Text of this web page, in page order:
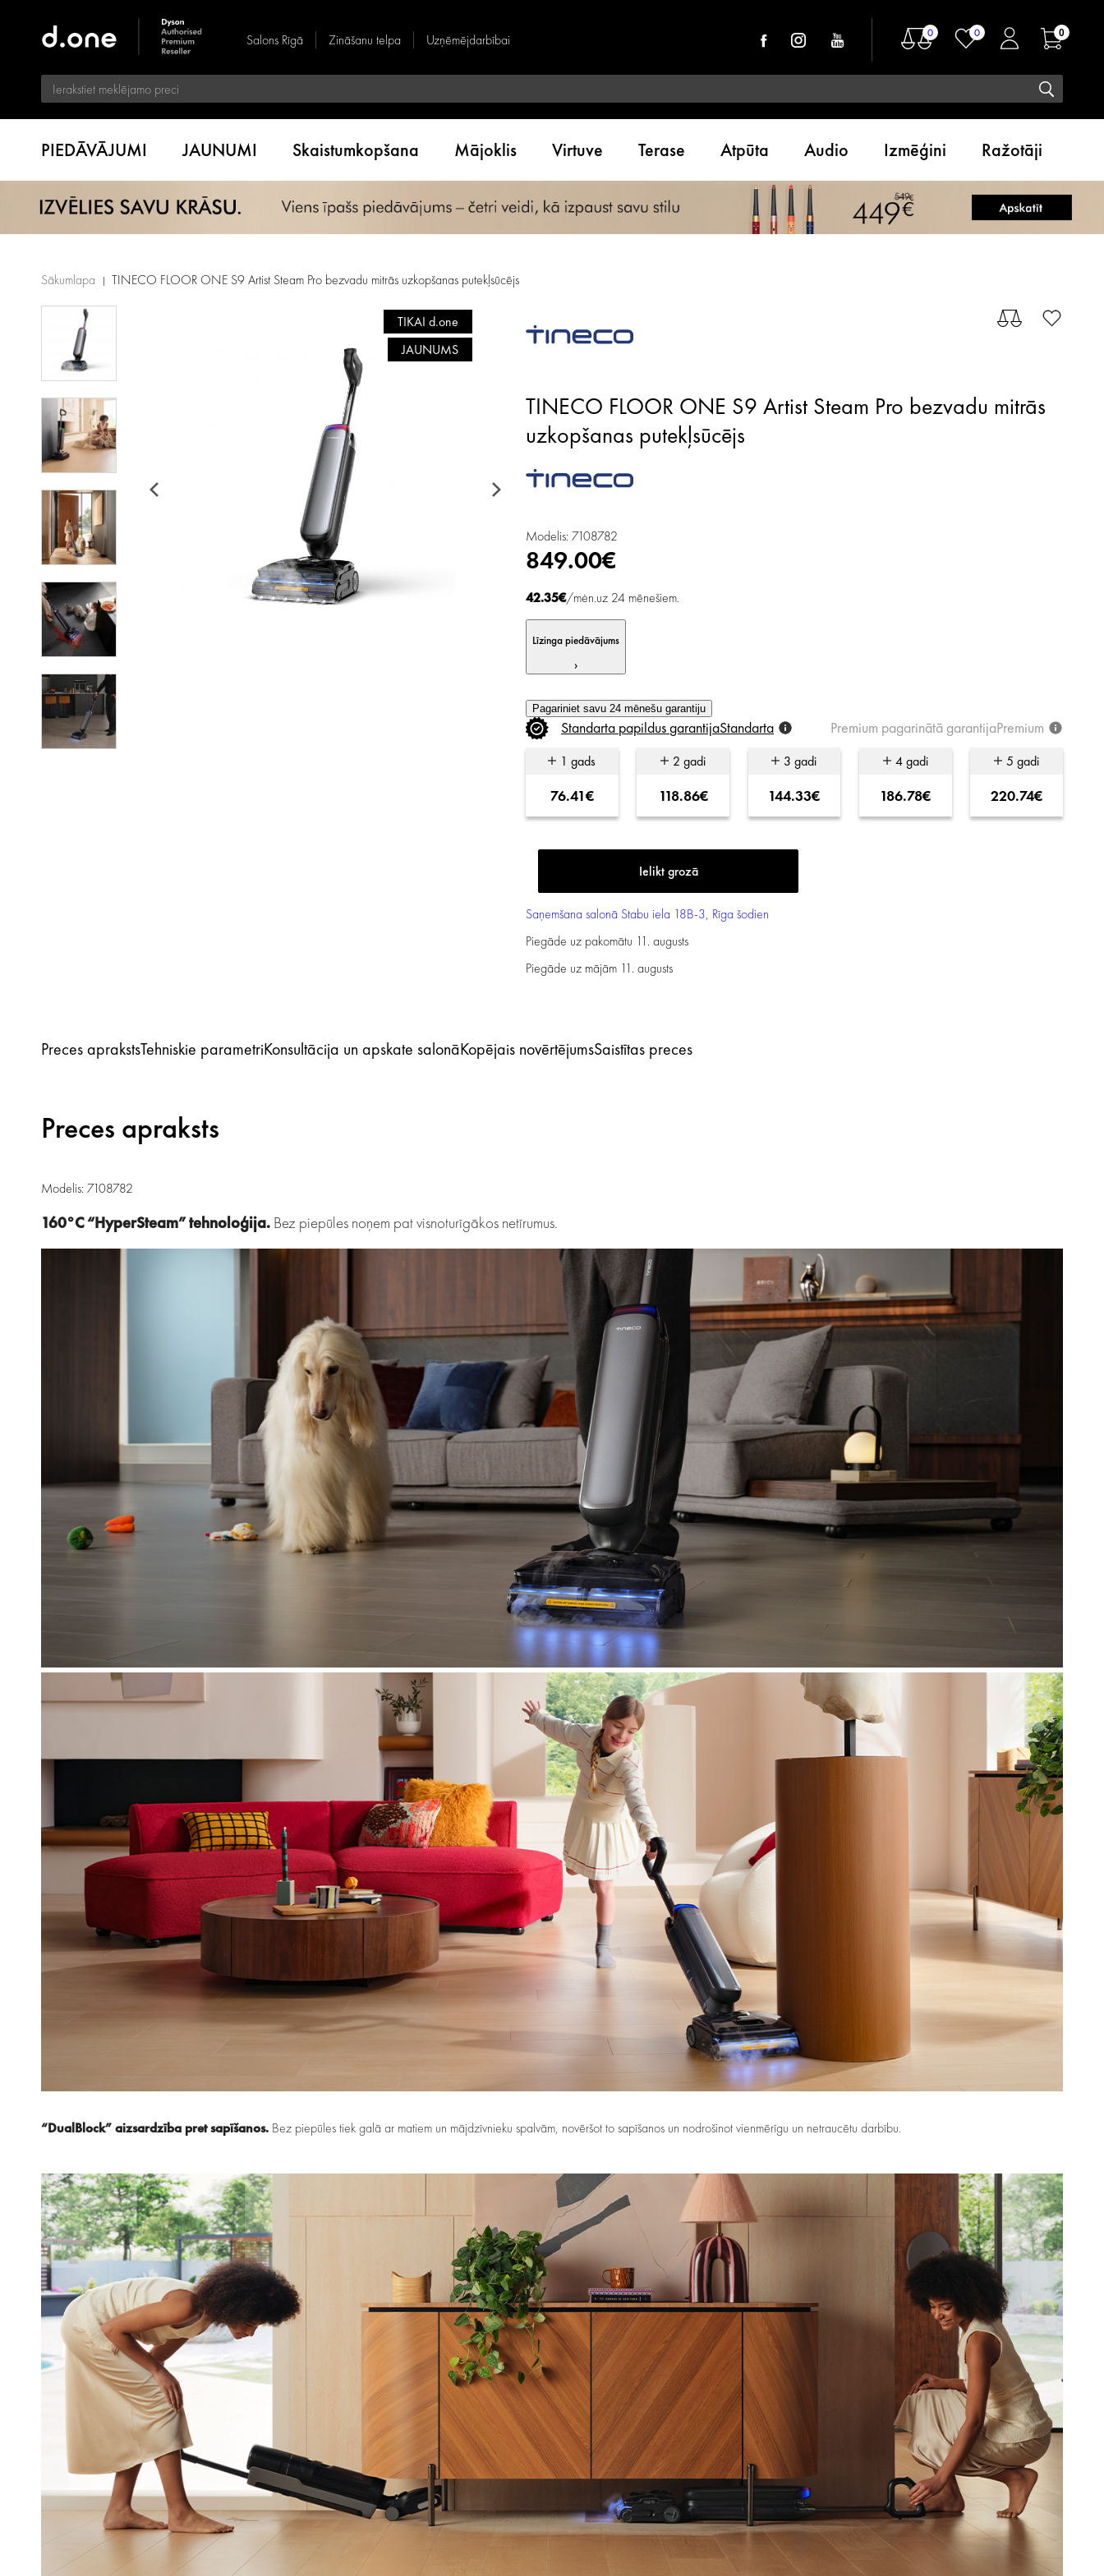
Salons Rīgā Zināšanu telpa Uzņēmējdarbībai 0 0 0
PIEDĀVĀJUMI JAUNUMI Skaistumkopšana Mājoklis Virtuve Terase Atpūta Audio Izmēģini Ražotāji
Sākumlapa TINECO FLOOR ONE S9 Artist Steam Pro bezvadu mitrās uzkopšanas putekļsūcējs
TIKAI d.one
JAUNUMS
TINECO FLOOR ONE S9 Artist Steam Pro bezvadu mitrās
uzkopšanas putekļsūcējs
Modelis: 7108782
849.00€
42.35€/mėn.uz 24 mēnešiem.
Līzinga piedāvājums
›
Pagariniet savu 24 mēnešu garantiju
Standarta papildusgarantijaStandarta Premium pagarinātā garantijaPremium
1 gads
76.41€
2 gadi
118.86€
3 gadi
144.33€
4 gadi
186.78€
5 gadi
220.74€
Saņemšana salonā Stabu iela 18B-3, Rīga šodien
Piegāde uz pakomātu 11. augusts
Piegāde uz mājām 11. augusts
Preces aprakstsTehniskie parametriKonsultācija un apskate salonāKopējais novērtējumsSaistītas preces
Preces apraksts
Modelis: 7108782
160°C “HyperSteam” tehnoloģija. Bez piepūles noņem pat visnoturīgākos netīrumus.
“DualBlock” aizsardzība pret sapīšanos. Bez piepūles tiek galā ar matiem un mājdzīvnieku spalvām, novēršot to sapīšanos un nodrošinot vienmērīgu un netraucētu darbību.